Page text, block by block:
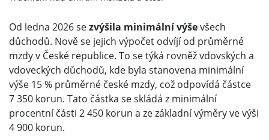
Od ledna 2026 sezvýšila minimální výševšech
důchodů. Nově se jejich výpočet odvíjí od průměrné
mzdy v České republice. To se týká rovněž vdovských a
vdoveckých důchodů, kde byla stanovena minimální
výše 15 % průměrné české mzdy, což odpovídá částce
7 350 korun. Tato částka se skládá z minimální
procentní části 2 450 korun a ze základní výměry ve výši
4 900 korun.